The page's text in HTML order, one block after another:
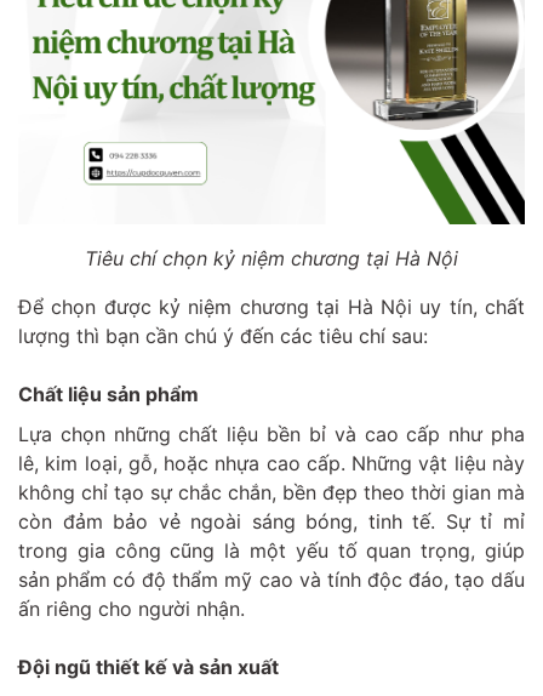
Tiêu chí chọn kỷ niệm chương tại Hà Nội
Để chọn được kỷ niệm chương tại Hà Nội uy tín, chất
lượng thì bạn cần chú ý đến các tiêu chí sau:
Chất liệu sản phẩm
Lựa chọn những chất liệu bền bỉ và cao cấp như pha
lê, kim loại, gỗ, hoặc nhựa cao cấp. Những vật liệu này
không chỉ tạo sự chắc chắn, bền đẹp theo thời gian mà
còn đảm bảo vẻ ngoài sáng bóng, tinh tế. Sự tỉ mỉ
trong gia công cũng là một yếu tố quan trọng, giúp
sản phẩm có độ thẩm mỹ cao và tính độc đáo, tạo dấu
ấn riêng cho người nhận.
Đội ngũ thiết kế và sản xuất